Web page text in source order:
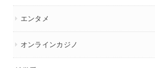
エンタメ
オンラインカジノ